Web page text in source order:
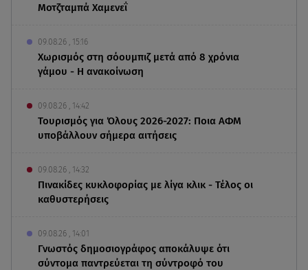
Μοτζταμπά Χαμενεΐ
09.08.26 , 15:16
Χωρισμός στη σόουμπιζ μετά από 8 χρόνια
γάμου - Η ανακοίνωση
09.08.26 , 14:42
Τουρισμός για Όλους 2026-2027: Ποια ΑΦΜ
υποβάλλουν σήμερα αιτήσεις
09.08.26 , 14:32
Πινακίδες κυκλοφορίας με λίγα κλικ - Τέλος οι
καθυστερήσεις
09.08.26 , 14:01
Γνωστός δημοσιογράφος αποκάλυψε ότι
σύντομα παντρεύεται τη σύντροφό του